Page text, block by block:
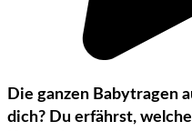
Die ganzen Babytragen
dich? Du erfährst,